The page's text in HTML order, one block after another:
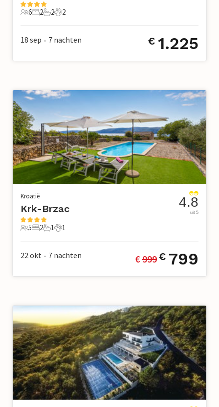
6 Gasten
6
2 Slaapkamers
2
2 Badkamers
2
2 Huisdieren
2
18 sep • 7 nachten € 1.225
Kroatië
Krk-Brzac
5 Gasten
5
2 Slaapkamers
2
1 Badkamer
1
1 Huisdier
1
4.8
uit 5
22 okt • 7 nachten € 999€ 799